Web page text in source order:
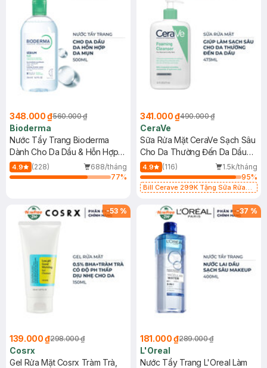
348.000 ₫560.000 ₫
Bioderma
Nước Tẩy Trang Bioderma
Dành Cho Da Dầu & Hỗn Hợp
500ml
4.9 (228)
688/tháng
77%
341.000 ₫490.000 ₫
CeraVe
Sữa Rửa Mặt CeraVe Sạch Sâu
Cho Da Thường Đến Da Dầu
473ml
4.9 (116)
1.5k/tháng
95%
Bill Cerave 299K Tặng Sữa Rửa
-53 %
139.000 ₫298.000 ₫
Cosrx
Gel Rửa Mặt Cosrx Tràm Trà,
-37 %
181.000 ₫289.000 ₫
L'Oreal
Nước Tẩy Trang L'Oreal Làm